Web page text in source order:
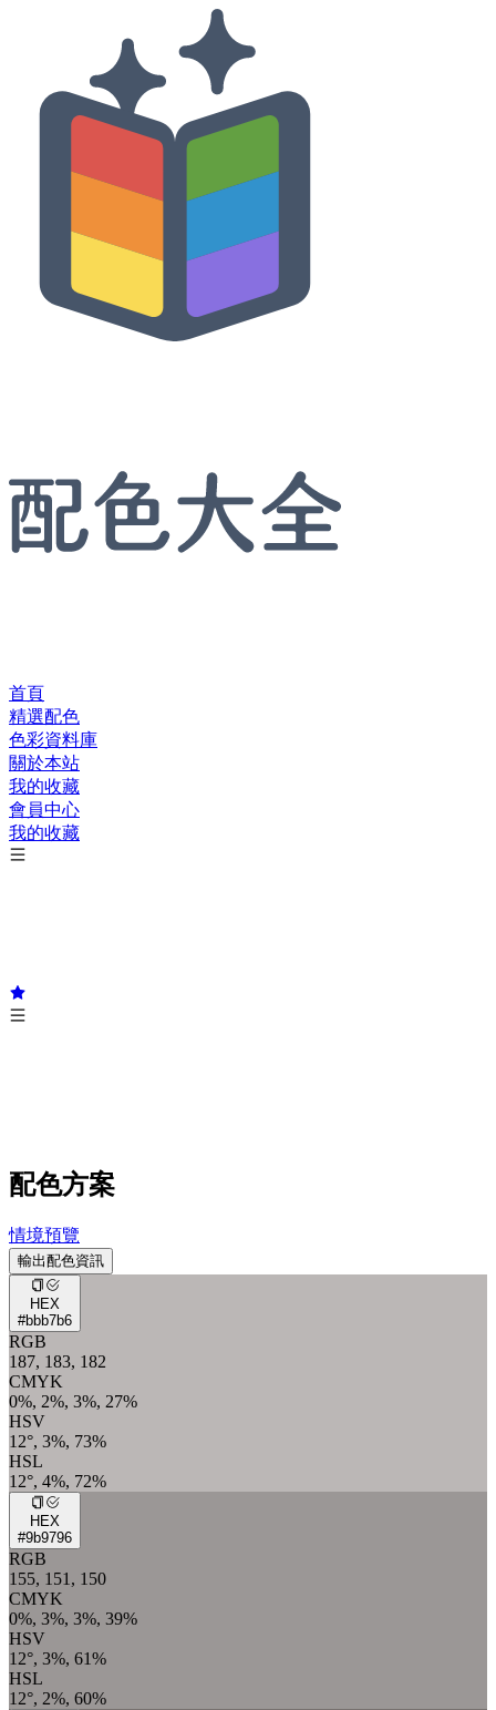
首頁
精選配色
色彩資料庫
關於本站
我的收藏
會員中心
我的收藏
配色方案
情境預覽
輸出配色資訊
HEX
#bbb7b6
RGB
187, 183, 182
CMYK
0%, 2%, 3%, 27%
HSV
12°, 3%, 73%
HSL
12°, 4%, 72%
HEX
#9b9796
RGB
155, 151, 150
CMYK
0%, 3%, 3%, 39%
HSV
12°, 3%, 61%
HSL
12°, 2%, 60%